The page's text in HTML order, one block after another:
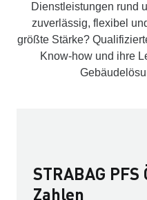
Dienstleistungen rund
zuverlässig, flexibel
größte Stärke?
Know-how und ihre
STRABAG
Zahlen